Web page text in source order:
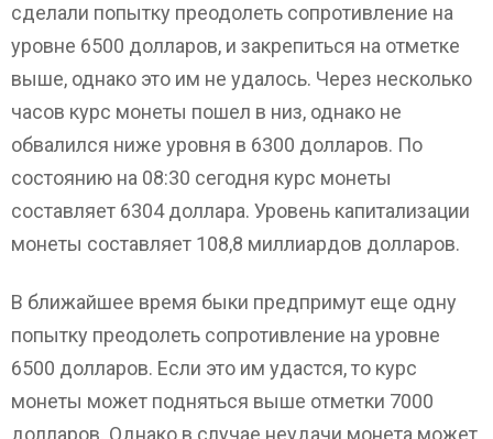
сделали попытку преодолеть сопротивление на
уровне 6500 долларов, и закрепиться на отметке
выше, однако это им не удалось. Через несколько
часов курс монеты пошел в низ, однако не
обвалился ниже уровня в 6300 долларов. По
состоянию на 08:30 сегодня курс монеты
составляет 6304 доллара. Уровень капитализации
монеты составляет 108,8 миллиардов долларов.
В ближайшее время быки предпримут еще одну
попытку преодолеть сопротивление на уровне
6500 долларов. Если это им удастся, то курс
монеты может подняться выше отметки 7000
долларов. Однако в случае неудачи монета может